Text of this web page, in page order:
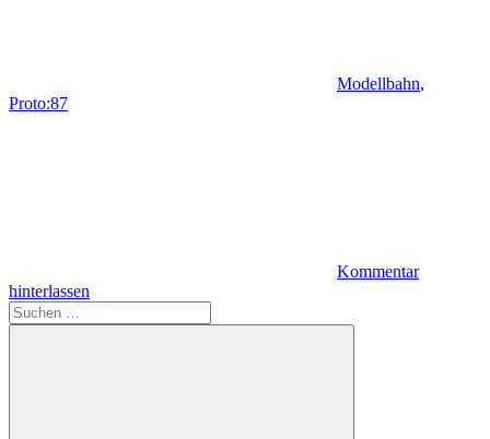
Modellbahn,
Proto:87
Kommentar
hinterlassen
Suchen
nach: